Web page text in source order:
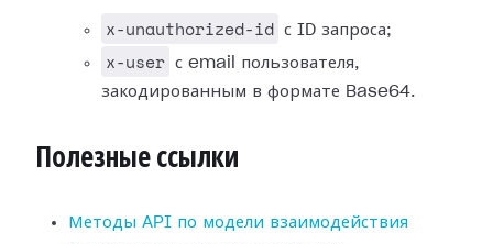
x-unauthorized-id с ID запроса;
x-user с email пользователя,
закодированным в формате Base64.
Полезные ссылки
Методы API по модели взаимодействия